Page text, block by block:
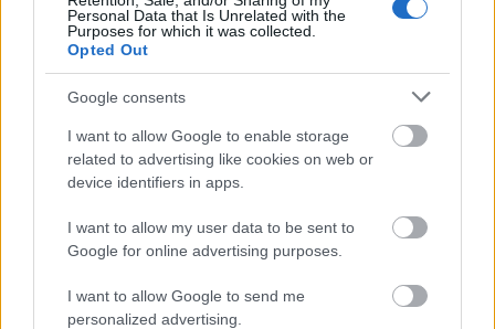
Personal Data that Is Unrelated with the
Purposes for which it was collected.
Opted Out
Google consents
I want to allow Google to enable storage
related to advertising like cookies on web or
device identifiers in apps.
I want to allow my user data to be sent to
Google for online advertising purposes.
I want to allow Google to send me
personalized advertising.